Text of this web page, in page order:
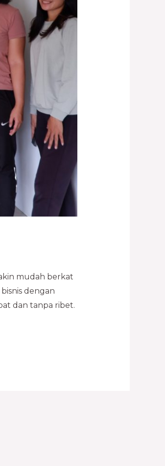
mudah berkat
dengan
dan tanpa ribet.